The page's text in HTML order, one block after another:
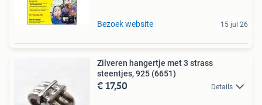
Bezoek website 15 jul 26
Zilveren hangertje met 3 strass
steentjes, 925 (6651)
€ 17,50 Details